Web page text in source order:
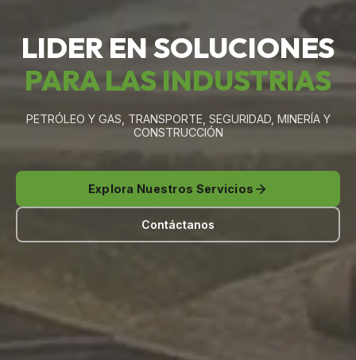
LIDER EN SOLUCIONES
PARA LAS INDUSTRIAS
PETRÓLEO Y GAS, TRANSPORTE, SEGURIDAD, MINERÍA Y
CONSTRUCCIÓN
Explora Nuestros Servicios
Contáctanos